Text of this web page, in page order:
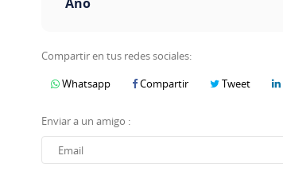
Compartir en tus redes sociales:
Whatsapp
Compartir Tweet
Enviar a un amigo :